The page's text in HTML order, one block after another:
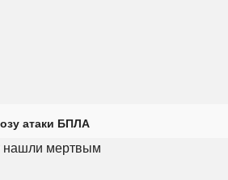
атаки БПЛА